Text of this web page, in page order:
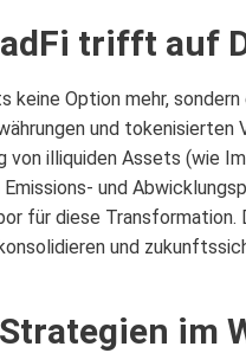
trifft auf
keine Option mehr,
und
illiquiden Assets (wie
und
für diese Transformation.
und
im